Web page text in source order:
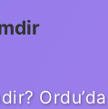
Ordu’da